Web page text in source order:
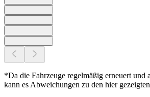
*Da die Fahrzeuge regelmäßig erneuert und
kann es Abweichungen zu den hier